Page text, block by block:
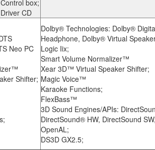
box;
CD
Neo PC
Shifter;
Dolby® Technologies: Dolby®
Headphone, Dolby® Virtual
Logic Iix;
Smart Volume Normalizer™
Xear 3D™ Virtual Speaker Shifter;
Magic Voice™
Karaoke Functions;
FlexBass™
3D Sound Engines/APIs:
DirectSound® HW, DirectSound
OpenAL;
DS3D GX2.5;